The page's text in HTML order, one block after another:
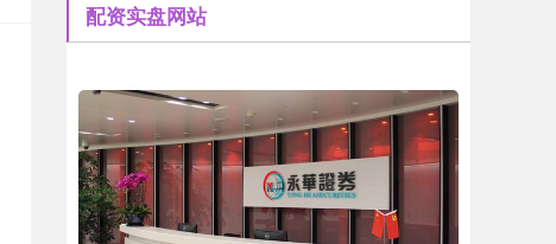
配资实盘网站